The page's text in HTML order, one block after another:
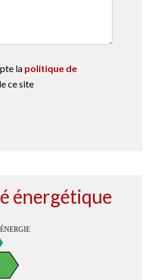
la politique de
ce site
énergétique